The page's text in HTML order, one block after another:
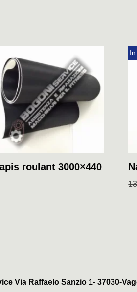
roulant 3000×440
Via Raffaelo Sanzio 1- 37030-